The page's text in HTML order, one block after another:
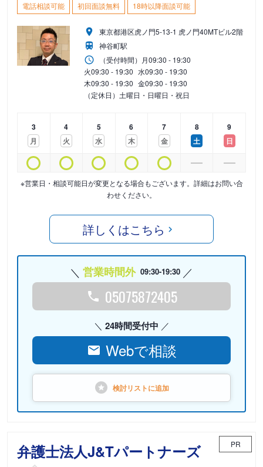
電話相談可能 初回面談無料 18時以降面談可能
東京都港区虎ノ門5-13-1 虎ノ門40MTビル2階
神谷町駅
（受付時間） 月09:30 - 19:30
火09:30 - 19:30 水09:30 - 19:30
木09:30 - 19:30 金09:30 - 19:30
（定休日）土曜日・日曜日・祝日
3
月
4
火
5
水
6
木
7
金
8
土
9
日
※営業日・相談可能日が変更となる場合もございます。詳細はお問い合
わせください。
詳しくはこちら
営業時間外 09:30-19:30
05075872405
24時間受付中
Webで相談
検討リストに追加
弁護士法人J&Tパートナーズ PR